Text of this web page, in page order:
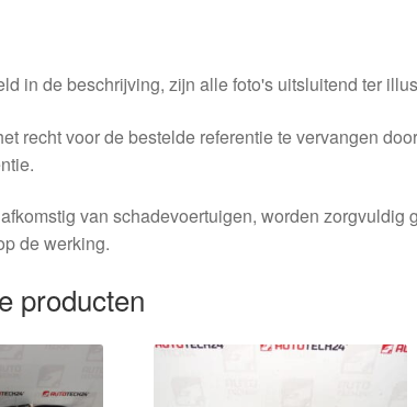
in de beschrijving, zijn alle foto's uitsluitend ter
recht voor de bestelde referentie te vervangen
van schadevoertuigen, worden zorgvuldig
de werking.
producten